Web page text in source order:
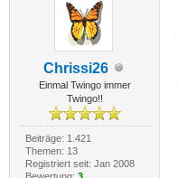
Chrissi26
Einmal Twingo immer
Twingo!!
Beiträge: 1.421
Themen: 13
Registriert seit: Jan 2008